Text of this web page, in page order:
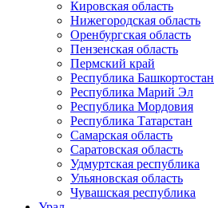
Кировская область
Нижегородская область
Оренбургская область
Пензенская область
Пермский край
Республика Башкортостан
Республика Марий Эл
Республика Мордовия
Республика Татарстан
Самарская область
Саратовская область
Удмуртская республика
Ульяновская область
Чувашская республика